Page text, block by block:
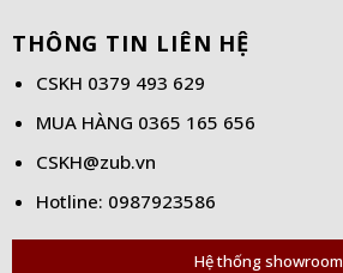
THÔNG TIN LIÊN HỆ
CSKH 0379 493 629
MUA HÀNG 0365 165 656
CSKH@zub.vn
Hotline: 0987923586
Hệ thống showroom